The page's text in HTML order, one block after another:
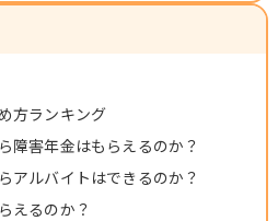
方ランキング
障害年金はもらえるのか？
アルバイトはできるのか？
えるのか？